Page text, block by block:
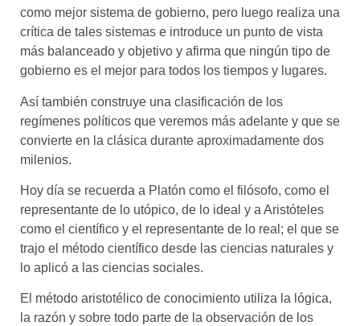
como mejor sistema de gobierno, pero luego realiza una
crítica de tales sistemas e introduce un punto de vista
más balanceado y objetivo y afirma que ningún tipo de
gobierno es el mejor para todos los tiempos y lugares.
Así también construye una clasificación de los
regímenes políticos que veremos más adelante y que se
convierte en la clásica durante aproximadamente dos
milenios.
Hoy día se recuerda a Platón como el filósofo, como el
representante de lo utópico, de lo ideal y a Aristóteles
como el científico y el representante de lo real; el que se
trajo el método científico desde las ciencias naturales y
lo aplicó a las ciencias sociales.
El método aristotélico de conocimiento utiliza la lógica,
la razón y sobre todo parte de la observación de los